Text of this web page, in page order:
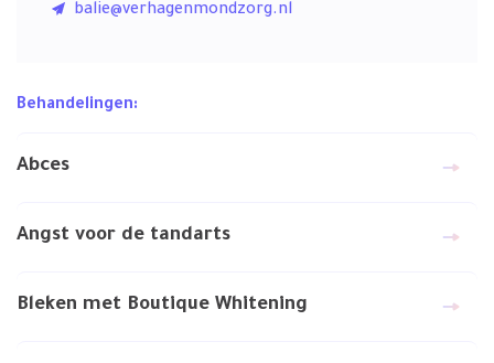
balie@verhagenmondzorg.nl
Behandelingen:
Abces
Angst voor de tandarts
Bleken met Boutique Whitening